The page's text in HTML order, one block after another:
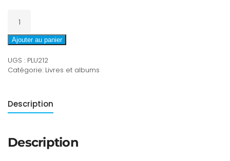
PLU212
Ajouter au panier
UGS : PLU212
Catégorie: Livres et albums
Description
Description